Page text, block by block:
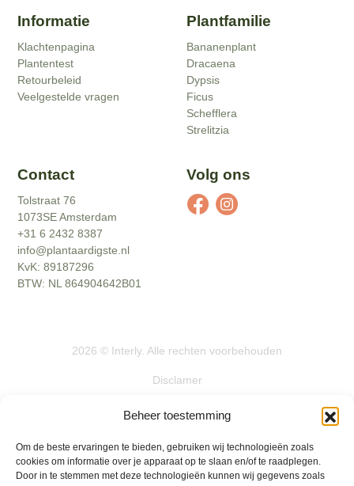
Beheer toestemming
Om de beste ervaringen te bieden, gebruiken wij technologieën zoals
cookies om informatie over je apparaat op te slaan en/of te raadplegen.
Door in te stemmen met deze technologieën kunnen wij gegevens zoals
Informatie
Klachtenpagina
Plantentest
Retourbeleid
Veelgestelde vragen
Plantfamilie
Bananenplant
Dracaena
Dypsis
Ficus
Schefflera
Strelitzia
Contact
Tolstraat 76
1073SE Amsterdam
+31 6 2432 8387
info@plantaardigste.nl
KvK: 89187296
BTW: NL 864904642B01
Volg ons
2026 © Interly. Alle rechten voorbehouden
Disclamer
Actievoorwaarden
Privacybeleid